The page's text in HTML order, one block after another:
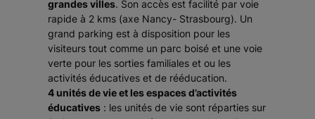
grandes villes. Son accès est facilité par voie
rapide à 2 kms (axe Nancy- Strasbourg). Un
grand parking est à disposition pour les
visiteurs tout comme un parc boisé et une voie
verte pour les sorties familiales et ou les
activités éducatives et de rééducation.
4 unités de vie et les espaces d’activités
éducatives : les unités de vie sont réparties sur